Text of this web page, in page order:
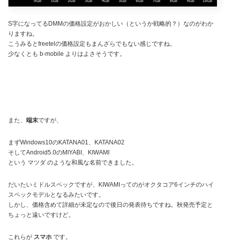
S字になってるDMMの価格設定がおかしい（というか戦略的？）なのがわか
りますね。
こうみるとfreetelの価格設定もまんざらでもない感じですね。
少なくとも b-mobile よりはよさそうです。
また、 端末ですが、
まずWindows10のKATANA01、KATANA02
そしてAndroid5.0のMIYABI、KIWAMI
という マツダ のような和風な名前できました。
だいたいミドルスペックですが、KIWAMIってのがオクタコア6インチのハイ
スペックモデルとなるみたいです。
しかし、価格含めて詳細が未定なので後日の発表待ちですね。秋発売予定と
ちょっと遠いですけど。
これらが スマホ です。